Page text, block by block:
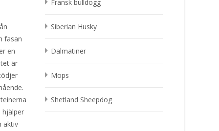
fasan
en
är
hjälper
aktiv
Fransk bulldogg
Siberian Husky
Dalmatiner
Mops
Shetland Sheepdog